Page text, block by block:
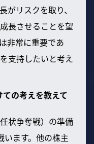
がリスクを取り、
長させることを望
非常に重要であ
支持したいと考え
の考えを教えて
状争奪戦）の準備
います。他の株主